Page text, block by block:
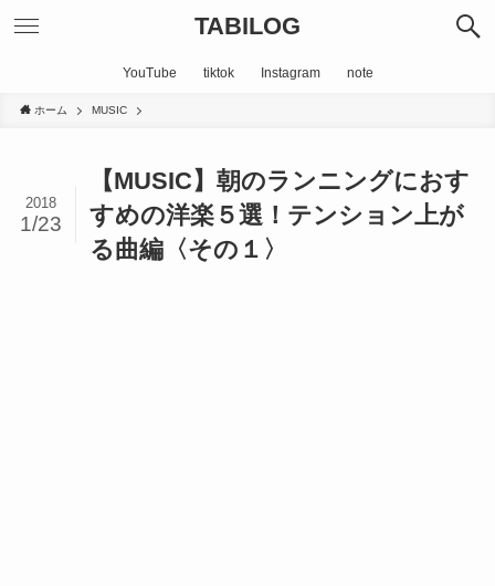
TABILOG
YouTube tiktok Instagram note
ホーム MUSIC
【MUSIC】朝のランニングにおす
すめの洋楽５選！テンション上が
る曲編〈その１〉
2018
1/23